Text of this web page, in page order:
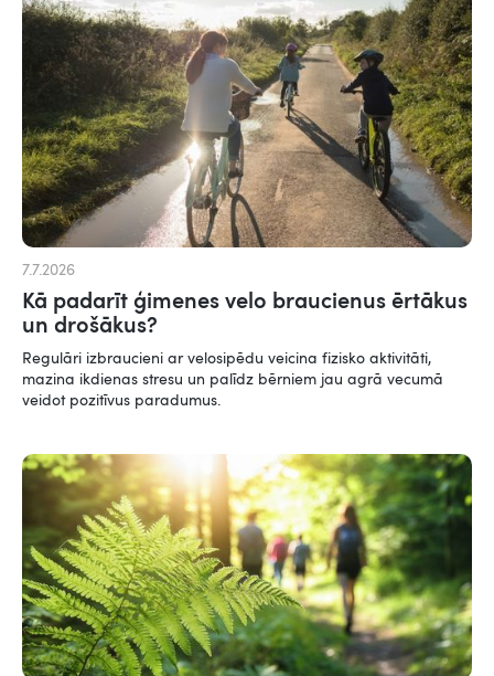
7.7.2026
Kā padarīt ģimenes velo braucienus ērtākus
un drošākus?
Regulāri izbraucieni ar velosipēdu veicina fizisko aktivitāti,
mazina ikdienas stresu un palīdz bērniem jau agrā vecumā
veidot pozitīvus paradumus.